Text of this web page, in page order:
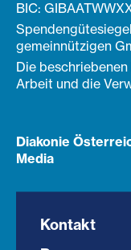
BIC:
gemeinnützigen
Die
Arbeit und die
Diakonie
Media
Kontakt